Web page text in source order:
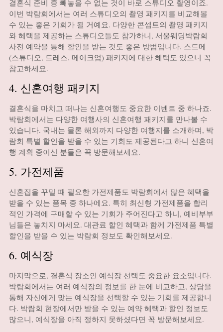
결혼식 준비 중 빼놓을 수 없는 것이 바로 스튜디오 촬영이죠.
이번 박람회에서는 여러 스튜디오의 촬영 패키지를 비교해볼
수 있는 좋은 기회가 될 거예요. 다양한 콘셉트의 촬영 패키지
와 혜택을 제공하는 스튜디오들도 참가하니, 서울웨딩박람회
사전 예약을 통해 할인을 받는 것도 좋은 방법입니다. 스드메
(스튜디오, 드레스, 메이크업) 패키지에 대한 혜택도 있으니 꼭
참고하세요.
4. 신혼여행 패키지
결혼식을 마치고 떠나는 신혼여행도 중요한 이벤트 중 하나죠.
박람회에서는 다양한 여행사의 신혼여행 패키지를 만나볼 수
있습니다. 국내는 물론 해외까지 다양한 여행지를 소개하며, 박
람회 특별 할인을 받을 수 있는 기회도 제공된다고 하니 신혼여
행 계획 중이신 분들은 꼭 방문해보세요.
5. 가전제품
신혼집을 꾸밀 때 필요한 가전제품도 박람회에서 많은 혜택을
받을 수 있는 품목 중 하나에요. 특히 최신형 가전제품을 합리
적인 가격에 구매할 수 있는 기회가 주어진다고 하니, 예비부부
님들은 놓치지 마세요. 대관료 할인 혜택과 함께 가전제품 특별
할인을 받을 수 있는 박람회 정보도 확인해보세요.
6. 예식장
마지막으로, 결혼식 장소인 예식장 선택도 중요한 요소입니다.
박람회에서는 여러 예식장의 정보를 한 눈에 비교하고, 상담을
통해 자신에게 맞는 예식장을 선택할 수 있는 기회를 제공합니
다. 박람회 현장에서만 받을 수 있는 예약 혜택과 할인 정보도
많으니, 예식장을 아직 정하지 못하셨다면 꼭 방문해보세요.